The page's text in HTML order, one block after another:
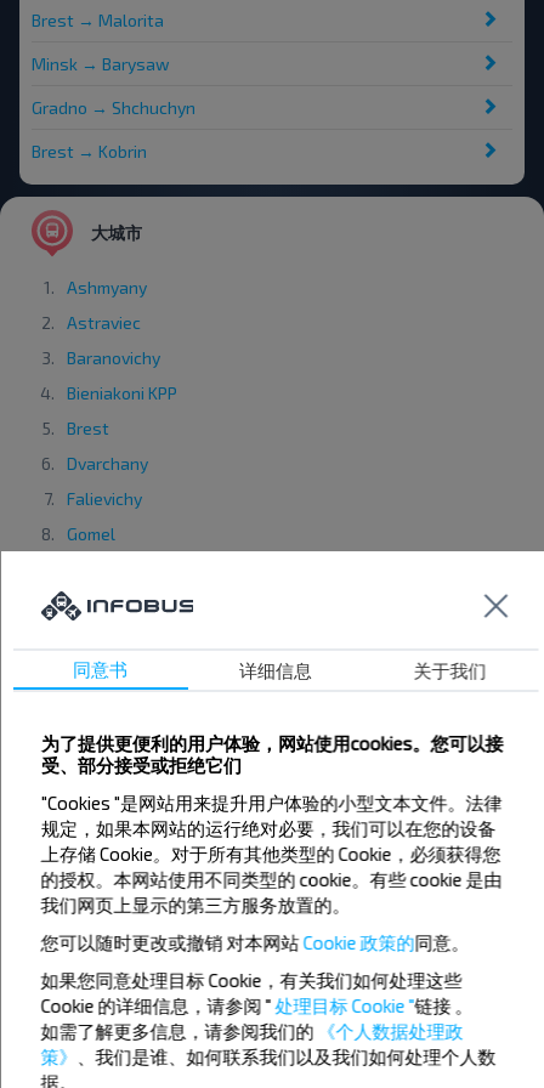
Brest → Malorita
Minsk → Barysaw
Gradno → Shchuchyn
Brest → Kobrin
大城市
Ashmyany
Astraviec
Baranovichy
Bieniakoni KPP
Brest
Dvarchany
Falievichy
Gomel
Grybly
Kamienny Log
Kobrin
Lida
Mihalishki
Minojty
Minsk
Narach AG
Novogrudok
Orkavichy
Orsha
Parichi
同意书 详细信息 关于我们
为了提供更便利的用户体验，网站使用cookies。您可以接
受、部分接受或拒绝它们
"Cookies "是网站用来提升用户体验的小型文本文件。法律
规定，如果本网站的运行绝对必要，我们可以在您的设备
上存储 Cookie。对于所有其他类型的 Cookie，必须获得您
的授权。本网站使用不同类型的 cookie。有些 cookie 是由
我们网页上显示的第三方服务放置的。
您可以随时更改或撤销 对本网站Cookie 政策的同意。
如果您同意处理目标 Cookie，有关我们如何处理这些
Cookie 的详细信息，请参阅 "处理目标 Cookie "链接
如需了解更多信息，请参阅我们的
《个人数据处理政
策》
、我们是谁、如何联系我们以及我们如何处理个人数
据。